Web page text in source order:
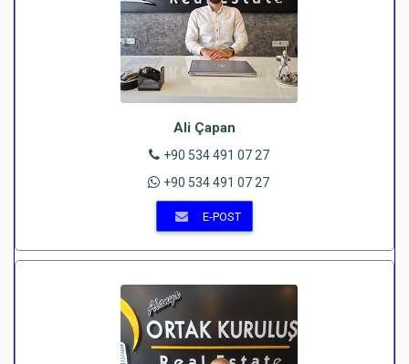
Ali Çapan
+90 534 491 07 27
+90 534 491 07 27
E-POST